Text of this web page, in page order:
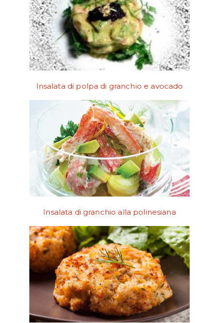
Insalata di polpa di granchio e avocado
Insalata di granchio alla polinesiana